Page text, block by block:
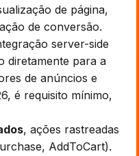
de página,
de conversão.
server-side
diretamente para a
de anúncios e
é requisito mínimo,
, ações rastreadas
AddToCart).